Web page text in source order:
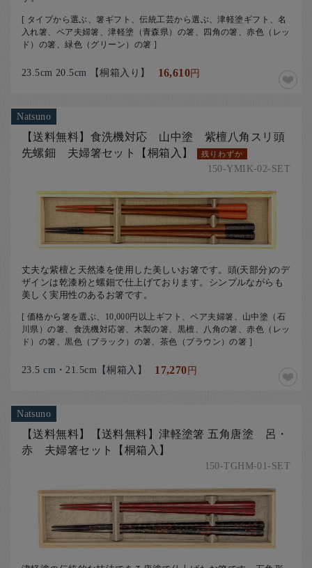
[ タイプから選ぶ、箸ギフト、伝統工芸から選ぶ、津軽塗ギフト、名
入れ箸、ペア夫婦箸、津軽塗（青森県）の箸、四角の箸、赤色（レッ
ド）の箸、緑色（グリーン）の箸 ]
23.5cm 20.5cm 【桐箱入り】 16,610円
Natsuno
【送料無料】食洗機対応 山中塗 紫檀八角スリ頭
先螺鈿 夫婦箸セット【桐箱入】
残りわずか
150-YMIK-02-SET
丈夫な紫檀と天然漆を使用した美しいお箸です。頭(天部分)のデ
ザインは乾漆粉と螺鈿で仕上げております。シンプルながらも
美しく実用性のあるお箸です。
[ 価格から箸を選ぶ、10,000円以上ギフト、ペア夫婦箸、山中塗（石
川県）の箸、食洗機対応箸、木製の箸、黒檀、八角の箸、赤色（レッ
ド）の箸、黒色（ブラック）の箸、茶色（ブラウン）の箸 ]
23.5 cm・21.5cm【桐箱入】 17,270円
Natsuno
【送料無料】【送料無料】津軽塗箸 五角唐塗 呂・
赤 夫婦箸セット【桐箱入】
150-TGHM-01-SET